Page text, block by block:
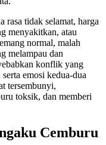
rasa tidak selamat, harga
menyakitkan, atau
normal, malah
melampau dan
konflik yang
emosi kedua-dua
tersembunyi,
toksik, dan memberi
Cemburu